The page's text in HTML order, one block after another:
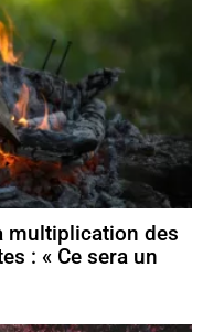
multiplication des
: « Ce sera un